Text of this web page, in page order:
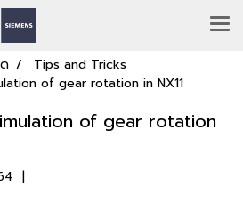
Tips and Tricks
of gear rotation in NX11
of gear rotation
|